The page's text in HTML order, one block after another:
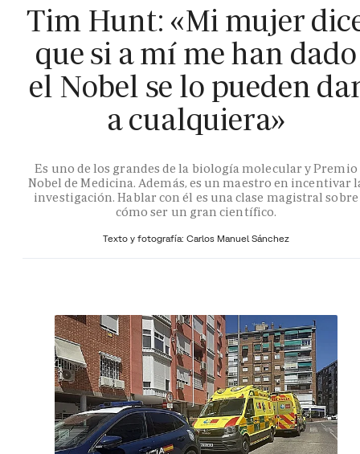
Tim Hunt: «Mi mujer
que si a mí me han dado
el Nobel se lo pueden
a cualquiera»
Es uno de los grandes de la biología molecular y Premio
Nobel de Medicina. Además, es un maestro en incentivar
investigación. Hablar con él es una clase magistral sobre
cómo ser un gran científico.
Texto y fotografía: Carlos Manuel Sánchez